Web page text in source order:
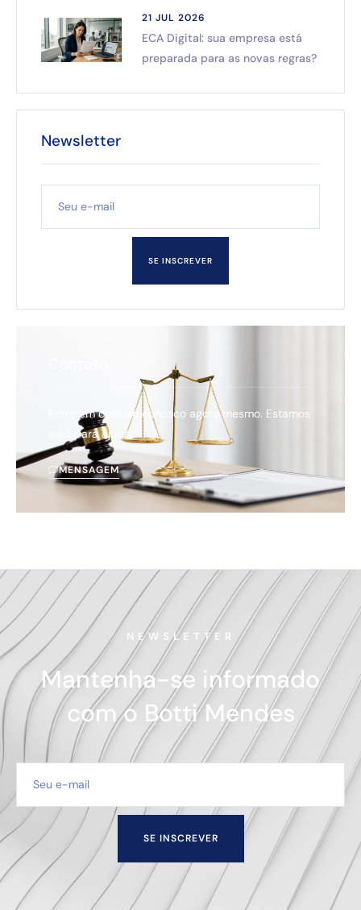
21 JUL 2026
ECA Digital: sua empresa está
preparada para as novas regras?
Newsletter
SE INSCREVER
Entre em contato conosco agora mesmo. Estamos
aqui para ajudar.
MENSAGEM
NEWSLETTER
Mantenha-se informado
com o Botti Mendes
SE INSCREVER